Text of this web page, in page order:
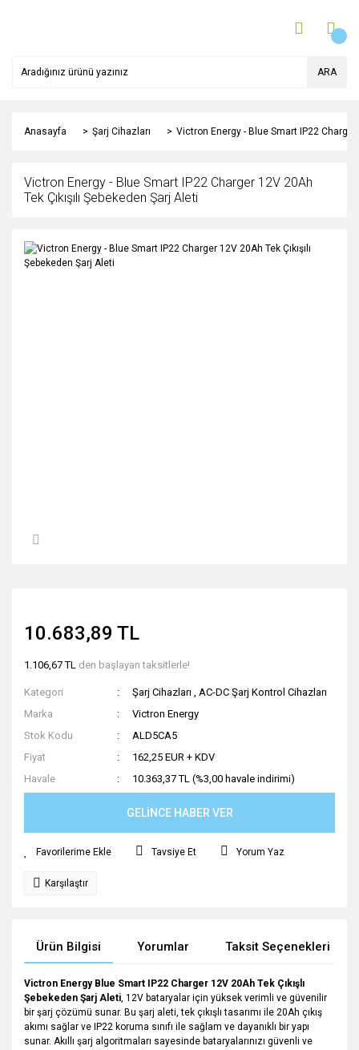
ARA
Anasayfa Şarj Cihazları Victron Energy - Blue Smart IP22 Charger
Victron Energy - Blue Smart IP22 Charger 12V 20Ah
Tek Çıkışılı Şebekeden Şarj Aleti
10.683,89 TL
1.106,67 TL den başlayan taksitlerle!
Kategori Şarj Cihazları ,AC-DC Şarj Kontrol Cihazları
Marka
Victron Energy
Stok Kodu
ALD5CA5
Fiyat
162,25 EUR + KDV
Havale
10.363,37 TL (%3,00 havale indirimi)
GELİNCE HABER VER
Tavsiye Et Yorum Yaz
Karşılaştır
Ürün Bilgisi Yorumlar Taksit Seçenekleri
Victron Energy Blue Smart IP22 Charger 12V 20Ah Tek Çıkışlı
Şebekeden Şarj Aleti, 12V bataryalar için yüksek verimli ve güvenilir
bir şarj çözümü sunar. Bu şarj aleti, tek çıkışlı tasarımı ile 20Ah çıkış
akımı sağlar ve IP22 koruma sınıfı ile sağlam ve dayanıklı bir yapı
sunar. Akıllı şarj algoritmaları sayesinde bataryalarınızı güvenli ve